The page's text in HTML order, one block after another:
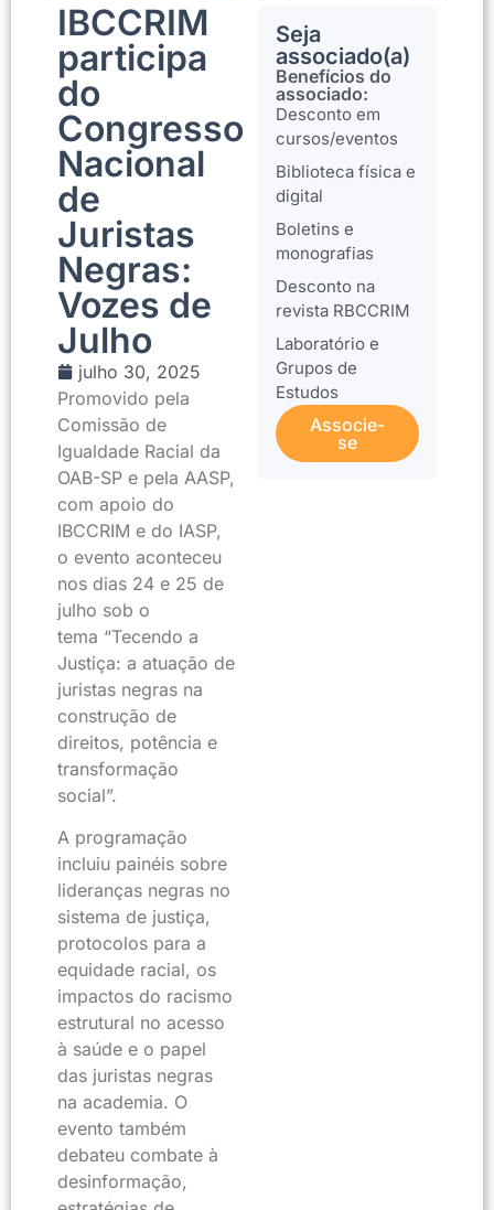
IBCCRIM
participa
do
Congresso
Nacional
de
Juristas
Negras:
Vozes de
Julho
julho 30, 2025
Promovido pela
Comissão de
Igualdade Racial da
OAB-SP e pela AASP,
com apoio do
IBCCRIM e do IASP,
o evento aconteceu
nos dias 24 e 25 de
julho sob o
tema “Tecendo a
Justiça: a atuação de
juristas negras na
construção de
direitos, potência e
transformação
social”.
A programação
incluiu painéis sobre
lideranças negras no
sistema de justiça,
protocolos para a
equidade racial, os
impactos do racismo
estrutural no acesso
à saúde e o papel
das juristas negras
na academia. O
evento também
debateu combate à
desinformação,
Seja
associado(a)
Benefícios do
associado:
Desconto em
cursos/eventos
Biblioteca física e
digital
Boletins e
monografias
Desconto na
revista RBCCRIM
Laboratório e
Grupos de
Estudos
Associe-
se